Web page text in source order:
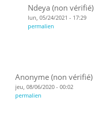
Ndeya (non vérifié)
lun, 05/24/2021 - 17:29
permalien
Anonyme (non vérifié)
jeu, 08/06/2020 - 00:02
permalien